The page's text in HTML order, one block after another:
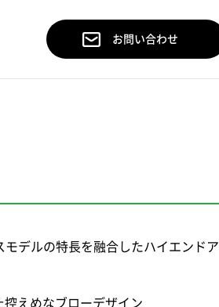
お問い合わせ
モデルの特長を融合したハイエンドア
控えめなブローデザイン